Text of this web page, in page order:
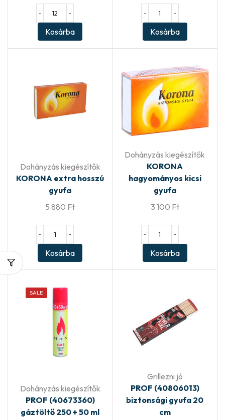
− +
Kosárba
− +
Kosárba
Dohányzás kiegészítők
KORONA extra hosszú
gyufa
5 880 Ft
− +
Kosárba
Dohányzás kiegészítők
KORONA
hagyományos kicsi
gyufa
3 100 Ft
− +
Kosárba
SALE
Dohányzás kiegészítők
PROF (40673360)
gáztöltő 250 + 50 ml
Grillezni jó
PROF (40806013)
biztonsági gyufa 20
cm